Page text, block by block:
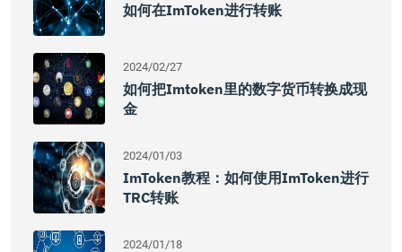
如何在imToken进行转账
2024/02/27
如何把imtoken里的数字货币转换成现
金
2024/01/03
ImToken教程：如何使用imToken进行
TRC转账
2024/01/18